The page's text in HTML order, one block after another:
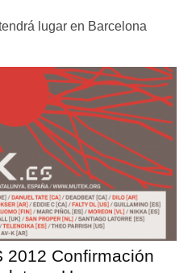
lugar en Barcelona
2012 Confirmación